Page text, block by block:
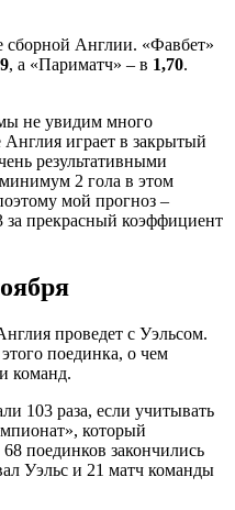
сборной Англии. «Фавбет»
, а «Париматч» – в 1,70.
не увидим много
играет в закрытый
результативными
2 гола в этом
мой прогноз –
за прекрасный коэффициент
проведет с Уэльсом.
поединка, о чем
команд.
103 раза, если учитывать
который
поединков закончились
Уэльс и 21 матч команды